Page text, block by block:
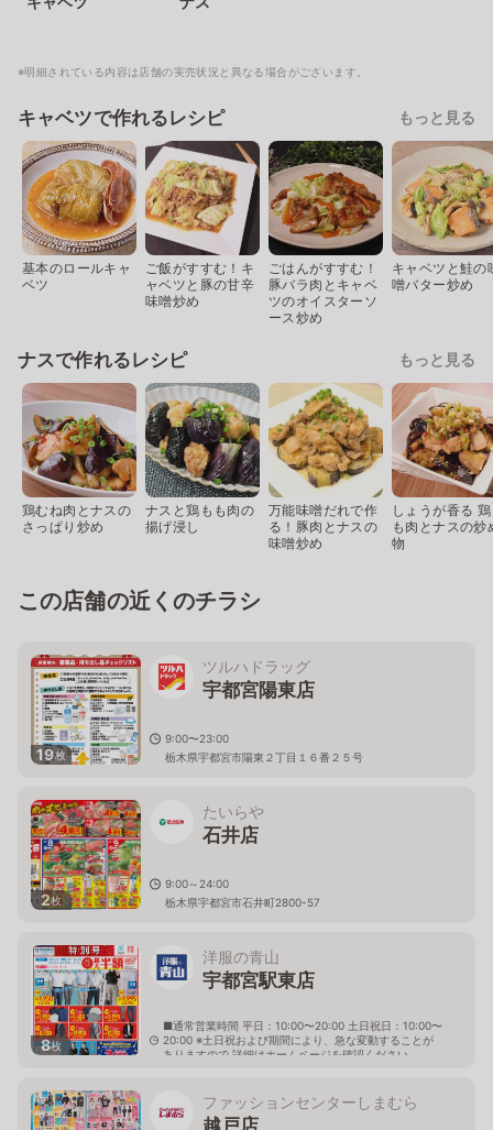
※明細されている内容は店舗の実売状況と異なる場合がございます。
キャベツで作れるレシピ もっと見る
基本のロールキャ
ベツ
ご飯がすすむ！キ
ャベツと豚の甘辛
味噌炒め
ごはんがすすむ！
豚バラ肉とキャベ
ツのオイスターソ
ース炒め
キャベツと鮭の
噌バター炒め
ナスで作れるレシピ もっと見る
鶏むね肉とナスの
さっぱり炒め
ナスと鶏もも肉の
揚げ浸し
万能味噌だれで作
る！豚肉とナスの
味噌炒め
しょうが香る
も肉とナスの炒
物
この店舗の近くのチラシ
19枚
ツルハドラッグ
宇都宮陽東店
9:00〜23:00
栃木県宇都宮市陽東２丁目１６番２５号
2枚
たいらや
石井店
9:00～24:00
栃木県宇都宮市石井町2800-57
8枚
洋服の青山
宇都宮駅東店
■通常営業時間 平日：10:00〜20:00 土日祝日：10:00〜
20:00 ※土日祝および期間により、急な変動することが
ありますので 詳細はホームページを確認ください
ファッションセンターしまむら
越戸店